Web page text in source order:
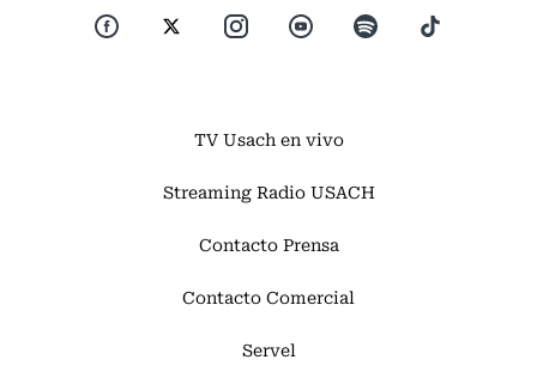
TV Usach en vivo
Streaming Radio USACH
Contacto Prensa
Contacto Comercial
Servel